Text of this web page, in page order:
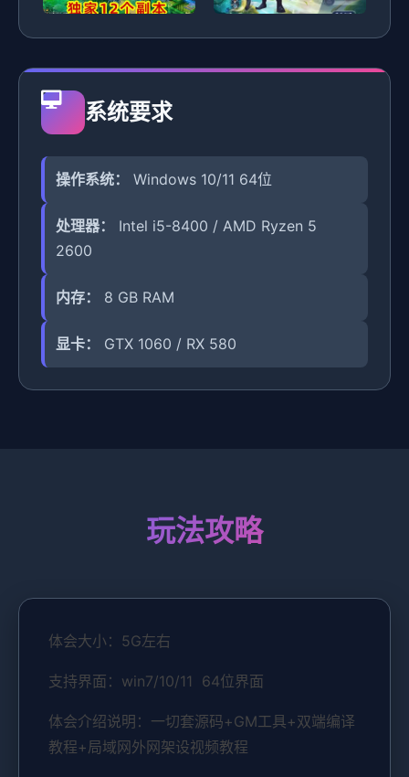
系统要求
操作系统： Windows 10/11 64位
处理器：
Intel i5-8400 / AMD Ryzen 5
2600
内存： 8 GB RAM
显卡： GTX 1060 / RX 580
玩法攻略
体会大小：5G左右
支持界面：win7/10/11 64位界面
体会介绍说明：一切套源码+GM工具+双端编译
教程+局域网外网架设视频教程